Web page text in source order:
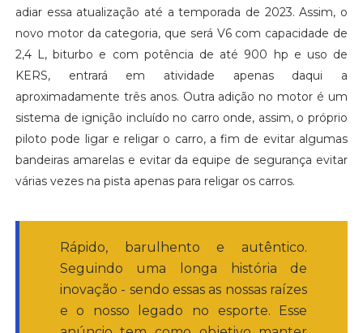
adiar essa atualização até a temporada de 2023. Assim, o
novo motor da categoria, que será V6 com capacidade de
2,4 L, biturbo e com potência de até 900 hp e uso de
KERS, entrará em atividade apenas daqui a
aproximadamente três anos. Outra adição no motor é um
sistema de ignição incluído no carro onde, assim, o próprio
piloto pode ligar e religar o carro, a fim de evitar algumas
bandeiras amarelas e evitar da equipe de segurança evitar
várias vezes na pista apenas para religar os carros.
Rápido, barulhento e autêntico.
Seguindo uma longa história de
inovação - sendo essas as nossas raízes
e o nosso legado no esporte. Esse